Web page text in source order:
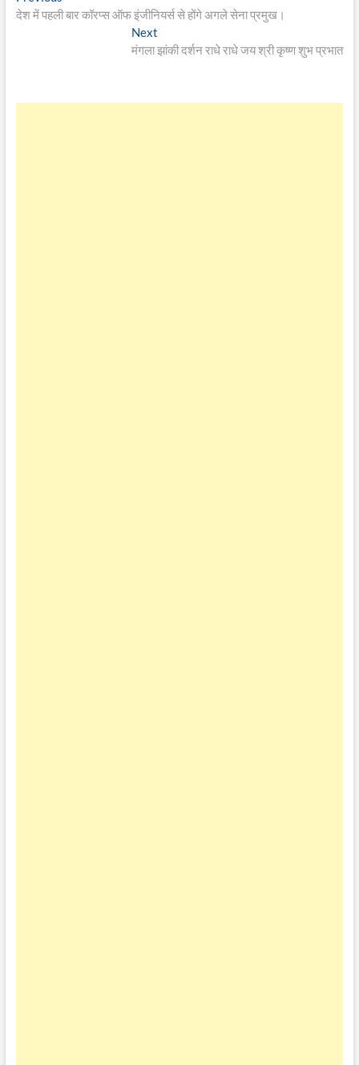
navigation
post:
देश में पहली बार कॉरप्स ऑफ इंजीनियर्स से होंगे अगले सेना प्रमुख।
Next
post:
मंगला झांकी दर्शन राधे राधे जय श्री कृष्ण शुभ प्रभात